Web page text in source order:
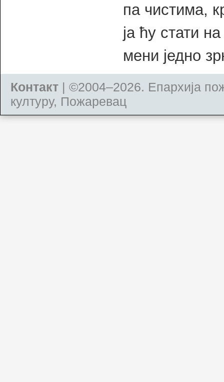
па чистима,
ја ћу стати
мени једно
Контакт | ©2004–2026. Епархија
културу, Пожаревац